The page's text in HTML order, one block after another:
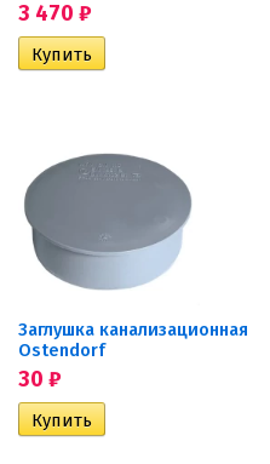
3 470 ₽
Заглушка канализационная
Ostendorf
30 ₽